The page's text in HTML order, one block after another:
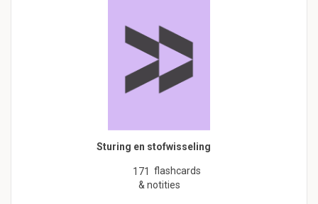
Sturing en stofwisseling
171 flashcards
& notities